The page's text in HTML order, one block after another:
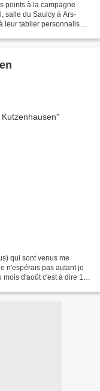
points à la campagne
salle du Saulcy à Ars-
leur tablier personnalisé
qui sont venus me
n'espérais pas autant je
d'août c'est à dire 13